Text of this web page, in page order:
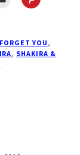
YOU ,
, SHAKIRA &